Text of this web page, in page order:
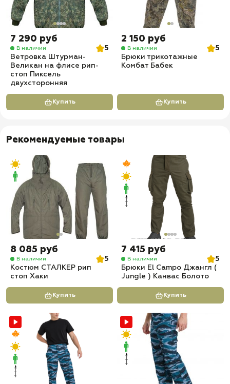
7 290 руб
В наличии
5
Ветровка Штурман-
Великан на флисе рип-
стоп Пиксель
двухсторонняя
Купить
2 150 руб
В наличии
5
Брюки трикотажные
Комбат Бабек
Купить
Рекомендуемые товары
8 085 руб
В наличии
5
Костюм СТАЛКЕР рип
стоп Хаки
Купить
7 415 руб
В наличии
5
Брюки El Campo Джангл (
Jungle ) Канвас Болото
Купить